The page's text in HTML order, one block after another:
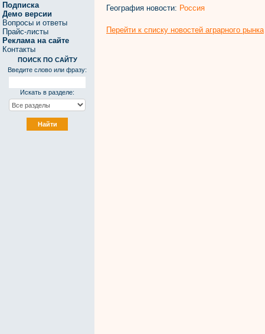
Подписка
Демо версии
Вопросы и ответы
Прайс-листы
Реклама на сайте
Контакты
ПОИСК ПО САЙТУ
Введите слово или фразу:
Искать в разделе:
География новости: Россия
Перейти к списку новостей аграрного рынка